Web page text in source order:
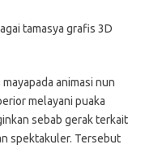
tamasya grafis 3D
animasi nun
melayani puaka
sebab gerak terkait
spektakuler. Tersebut